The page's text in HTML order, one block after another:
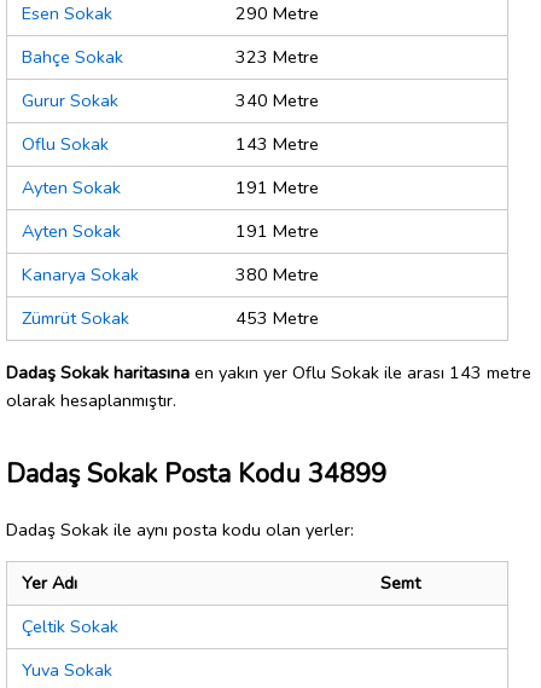
Esen Sokak
290 Metre
Bahçe Sokak
323 Metre
Gurur Sokak
340 Metre
Oflu Sokak
143 Metre
Ayten Sokak
191 Metre
Ayten Sokak
191 Metre
Kanarya Sokak
380 Metre
Zümrüt Sokak
453 Metre
Dadaş Sokak haritasına en yakın yer Oflu Sokak ile arası 143 metre
olarak hesaplanmıştır.
Dadaş Sokak Posta Kodu 34899
Dadaş Sokak ile aynı posta kodu olan yerler:
Yer Adı
Semt
Çeltik Sokak
Yuva Sokak